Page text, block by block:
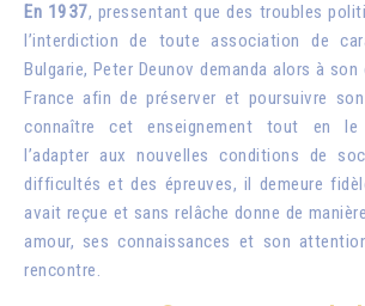
En 1937, pressentant que des troubles
l’interdiction de toute association de
Bulgarie, Peter Deunov demanda alors à
France afin de préserver et poursuivre
connaître cet enseignement tout en le
l’adapter aux nouvelles conditions de
difficultés et des épreuves, il demeure
avait reçue et sans relâche donne de
amour, ses connaissances et son
rencontre.